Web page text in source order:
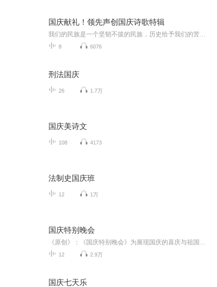
国庆献礼！领先声创国庆诗歌特辑
8 6076
刑法国庆
26 1.7万
国庆美诗文
108 4173
法制史国庆班
12 1万
国庆特别晚会
12 2.9万
国庆七天乐